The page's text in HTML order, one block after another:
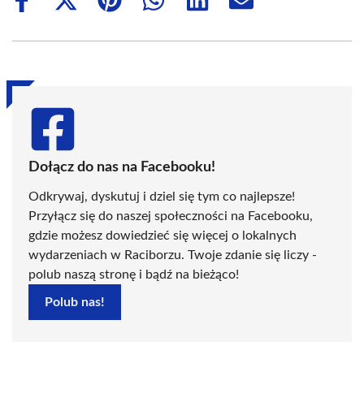
Share
Share
(Twitter)
Share
Share
Share
Share
Dołącz do nas na Facebooku!
Odkrywaj, dyskutuj i dziel się tym co najlepsze!
Przyłącz się do naszej społeczności na Facebooku,
gdzie możesz dowiedzieć się więcej o lokalnych
wydarzeniach w Raciborzu. Twoje zdanie się liczy -
polub naszą stronę i bądź na bieżąco!
Polub nas!